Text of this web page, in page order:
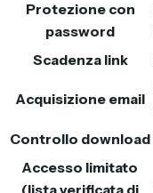
Protezione con
password
Scadenza link
Acquisizione email
Controllo download
Accesso limitato